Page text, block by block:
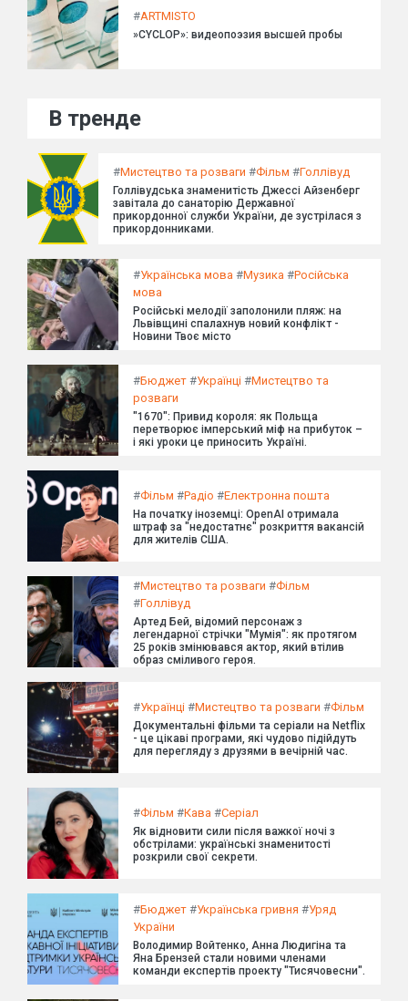
#ARTMISTO
»CYCLOP»: видеопоэзия высшей пробы
В тренде
#Мистецтво та розваги #Фільм #Голлівуд
Голлівудська знаменитість Джессі Айзенберг
завітала до санаторію Державної
прикордонної служби України, де зустрілася з
прикордонниками.
#Українська мова #Музика #Російська
мова
Російські мелодії заполонили пляж: на
Львівщині спалахнув новий конфлікт -
Новини Твоє місто
#Бюджет #Українці #Мистецтво та
розваги
"1670": Привид короля: як Польща
перетворює імперський міф на прибуток –
і які уроки це приносить Україні.
#Фільм #Радіо #Електронна пошта
На початку іноземці: OpenAI отримала
штраф за "недостатнє" розкриття вакансій
для жителів США.
#Мистецтво та розваги #Фільм
#Голлівуд
Артед Бей, відомий персонаж з
легендарної стрічки "Мумія": як протягом
25 років змінювався актор, який втілив
образ сміливого героя.
#Українці #Мистецтво та розваги #Фільм
Документальні фільми та серіали на Netflix
- це цікаві програми, які чудово підійдуть
для перегляду з друзями в вечірній час.
#Фільм #Кава #Серіал
Як відновити сили після важкої ночі з
обстрілами: українські знаменитості
розкрили свої секрети.
#Бюджет #Українська гривня #Уряд
України
Володимир Войтенко, Анна Людигіна та
Яна Брензей стали новими членами
команди експертів проекту "Тисячовесни".